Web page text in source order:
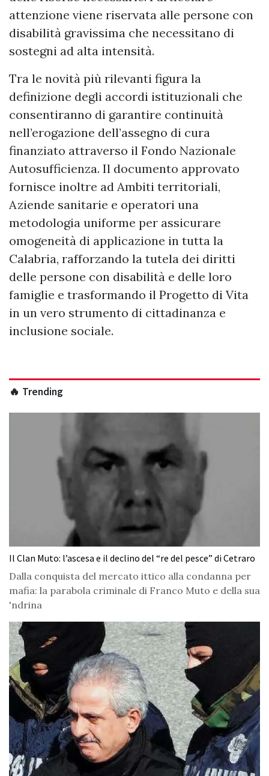
attenzione viene riservata alle persone con
disabilità gravissima che necessitano di
sostegni ad alta intensità.
Tra le novità più rilevanti figura la
definizione degli accordi istituzionali che
consentiranno di garantire continuità
nell’erogazione dell’assegno di cura
finanziato attraverso il Fondo Nazionale
Autosufficienza. Il documento approvato
fornisce inoltre ad Ambiti territoriali,
Aziende sanitarie e operatori una
metodologia uniforme per assicurare
omogeneità di applicazione in tutta la
Calabria, rafforzando la tutela dei diritti
delle persone con disabilità e delle loro
famiglie e trasformando il Progetto di Vita
in un vero strumento di cittadinanza e
inclusione sociale.
🔥 Trending
Il Clan Muto: l’ascesa e il declino del “re del pesce” di Cetraro
Dalla conquista del mercato ittico alla condanna per
mafia: la parabola criminale di Franco Muto e della sua
'ndrina